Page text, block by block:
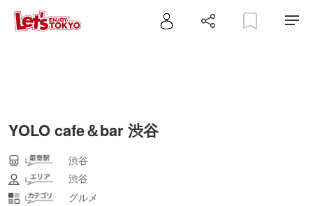
YOLO cafe＆bar 渋谷
渋谷
渋谷
グルメ